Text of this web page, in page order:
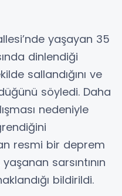
yaşayan 35
dinlendiği
sallandığını ve
söyledi. Daha
nedeniyle
resmi bir deprem
sarsıntının
bildirildi.